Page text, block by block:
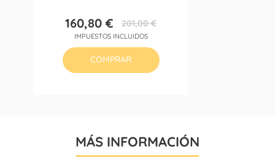
Precio
160,80 €Precio
base
201,00 €
IMPUESTOS INCLUIDOS
COMPRAR
MÁS INFORMACIÓN